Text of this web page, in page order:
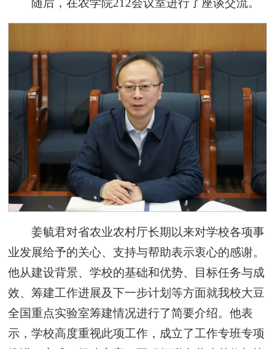
姜毓君对省农业农村厅长期以来对学校各项事
业发展给予的关心、支持与帮助表示衷心的感谢。
他从建设背景、学校的基础和优势、目标任务与成
效、筹建工作进展及下一步计划等方面就我校大豆
全国重点实验室筹建情况进行了简要介绍。他表
示，学校高度重视此项工作，成立了工作专班专项